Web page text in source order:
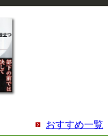
おすすめ一覧